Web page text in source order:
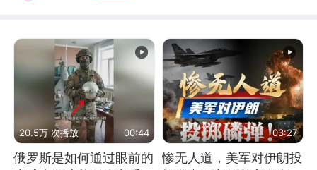
20.5万 次播放 00:44
俄罗斯是如何通过眼前的
03:27
惨无人道，美军对伊朗投